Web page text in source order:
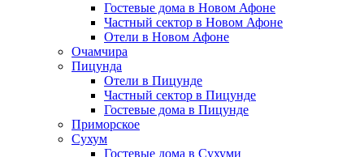
Гостевые дома в Новом Афоне
Частный сектор в Новом Афоне
Отели в Новом Афоне
Очамчира
Пицунда
Отели в Пицунде
Частный сектор в Пицунде
Гостевые дома в Пицунде
Приморское
Сухум
Гостевые дома в Сухуми